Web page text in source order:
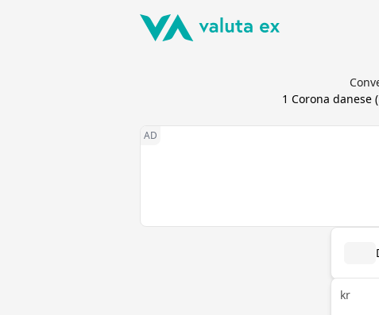
1 Corona danese (
kr